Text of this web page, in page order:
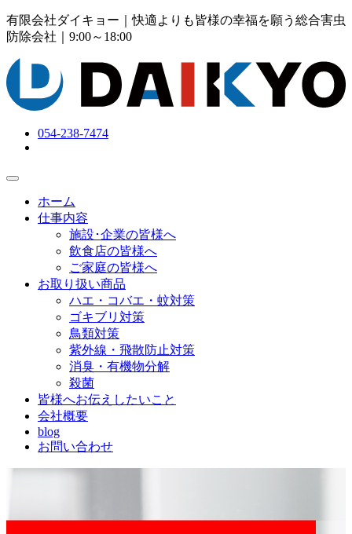
有限会社ダイキョー｜快適よりも皆様の幸福を願う総合害虫
防除会社 ｜9:00～18:00
054-238-7474
ホーム
仕事内容
施設･企業の皆様へ
飲食店の皆様へ
ご家庭の皆様へ
お取り扱い商品
ハエ・コバエ・蚊対策
ゴキブリ対策
鳥類対策
紫外線・飛散防止対策
消臭・有機物分解
殺菌
皆様へお伝えしたいこと
会社概要
blog
お問い合わせ